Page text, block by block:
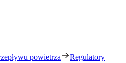
powietrza
Regulatory